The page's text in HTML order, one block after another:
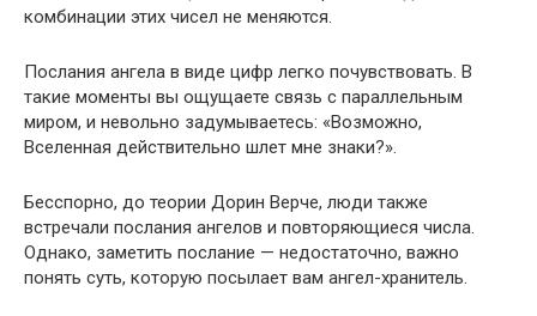
комбинации этих чисел не меняются.
Послания ангела в виде цифр легко почувствовать. В
такие моменты вы ощущаете связь с параллельным
миром, и невольно задумываетесь: «Возможно,
Вселенная действительно шлет мне знаки?».
Бесспорно, до теории Дорин Верче, люди также
встречали послания ангелов и повторяющиеся числа.
Однако, заметить послание — недостаточно, важно
понять суть, которую посылает вам ангел-хранитель.